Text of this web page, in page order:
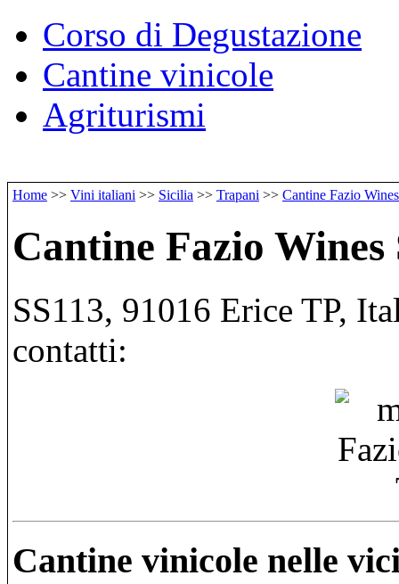
Corso di Degustazione
Cantine vinicole
Agriturismi
Home >> Vini italiani >> Sicilia >> Trapani >> Cantine Fazio
Cantine Fazio
SS113, 91016 Erice TP,
contatti:
Cantine vinicole nelle